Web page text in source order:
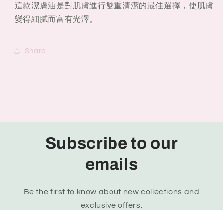
這款潔膚油是對肌膚進行雙重清潔的最佳選擇，使肌膚
變得細膩而富有光澤。
Share
Subscribe to our
emails
Be the first to know about new collections and
exclusive offers.